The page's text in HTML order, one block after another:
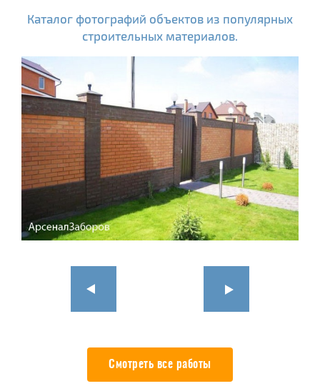
Каталог фотографий объектов из популярных
строительных материалов.
Смотреть все работы